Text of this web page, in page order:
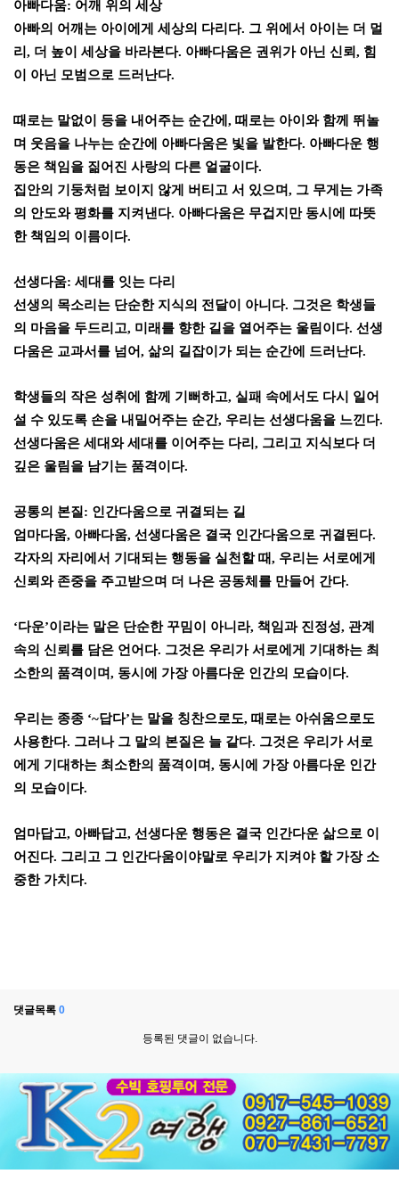
아빠다움: 어깨 위의 세상
아빠의 어깨는 아이에게 세상의 다리다. 그 위에서 아이는 더 멀
리 , 더 높이 세상을 바라본다. 아빠다움은 권위가 아닌 신뢰, 힘
이 아닌 모범으로 드러난다.
때로는 말없이 등을 내어주는 순간에 , 때로는 아이와 함께 뛰놀
며 웃음을 나누는 순간에 아빠다움은 빛을 발한다. 아빠다운 행
동은 책임을 짊어진 사랑의 다른 얼굴이다.
집안의 기둥처럼 보이지 않게 버티고 서 있으며, 그 무게는 가족
의 안도와 평화를 지켜낸다. 아빠다움은 무겁지만 동시에 따뜻
한 책임의 이름이다.
선생다움: 세대를 잇는 다리
선생의 목소리는 단순한 지식의 전달이 아니다. 그것은 학생들
의 마음을 두드리고, 미래를 향한 길을 열어주는 울림이다. 선생
다움은 교과서를 넘어, 삶의 길잡이가 되는 순간에 드러난다.
학생들의 작은 성취에 함께 기뻐하고, 실패 속에서도 다시 일어
설 수 있도록 손을 내밀어주는 순간, 우리는 선생다움을 느낀다.
선생다움은 세대와 세대를 이어주는 다리 , 그리고 지식보다 더
깊은 울림을 남기는 품격이다.
공통의 본질 : 인간다움으로 귀결되는 길
엄마다움, 아빠다움, 선생다움은 결국 인간다움으로 귀결된다.
각자의 자리에서 기대되는 행동을 실천할 때, 우리는 서로에게
신뢰와 존중을 주고받으며 더 나은 공동체를 만들어 간다.
‘다운’이라는 말은 단순한 꾸밈이 아니라, 책임과 진정성, 관계
속의 신뢰를 담은 언어다. 그것은 우리가 서로에게 기대하는 최
소한의 품격이며, 동시에 가장 아름다운 인간의 모습이다.
우리는 종종 ‘~답다’는 말을 칭찬으로도, 때로는 아쉬움으로도
사용한다. 그러나 그 말의 본질은 늘 같다. 그것은 우리가 서로
에게 기대하는 최소한의 품격이며, 동시에 가장 아름다운 인간
의 모습이다.
엄마답고, 아빠답고, 선생다운 행동은 결국 인간다운 삶으로 이
어진다. 그리고 그 인간다움이야말로 우리가 지켜야 할 가장 소
중한 가치다.
댓글목록 0
등록된 댓글이 없습니다.